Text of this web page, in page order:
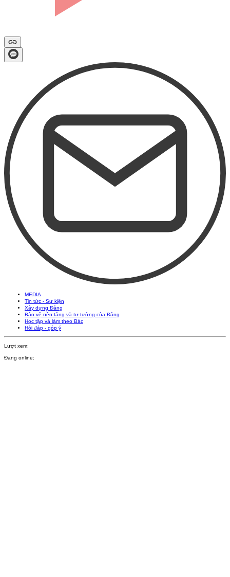
MEDIA
Tin tức - Sự kiện
Xây dựng Đảng
Bảo vệ nền tảng và tư tưởng của Đảng
Học tập và làm theo Bác
Hỏi đáp - góp ý
Lượt xem:
Đang online: